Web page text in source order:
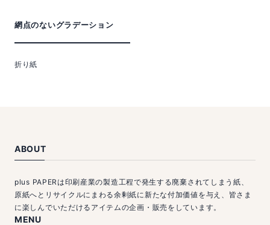
網点のないグラデーション
折り紙
ABOUT
plus PAPERは印刷産業の製造工程で発生する廃棄されてしまう紙、
原紙へとリサイクルにまわる余剰紙に新たな付加価値を与え、皆さま
に楽しんでいただけるアイテムの企画・販売をしています。
MENU